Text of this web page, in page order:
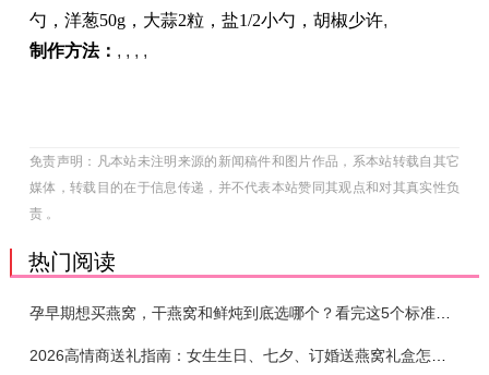
勺，洋葱50g，大蒜2粒，盐1/2小勺，胡椒少许,
制作方法： , , , ,
免责声明：凡本站未注明来源的新闻稿件和图片作品，系本站转载自其它
媒体，转载目的在于信息传递，并不代表本站赞同其观点和对其真实性负
责 。
热门阅读
孕早期想买燕窝，干燕窝和鲜炖到底选哪个？看完这5个标准再下单